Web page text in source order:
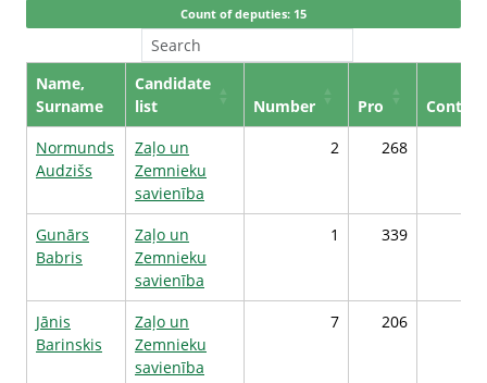
Count of deputies: 15
Name,
Surname
Candidate
list
Number Pro
Contra
Normunds
Audzišs
Zaļo un
Zemnieku
savienība
2 268
Gunārs
Babris
Zaļo un
Zemnieku
savienība
1 339
Jānis
Barinskis
Zaļo un
Zemnieku
savienība
7 206